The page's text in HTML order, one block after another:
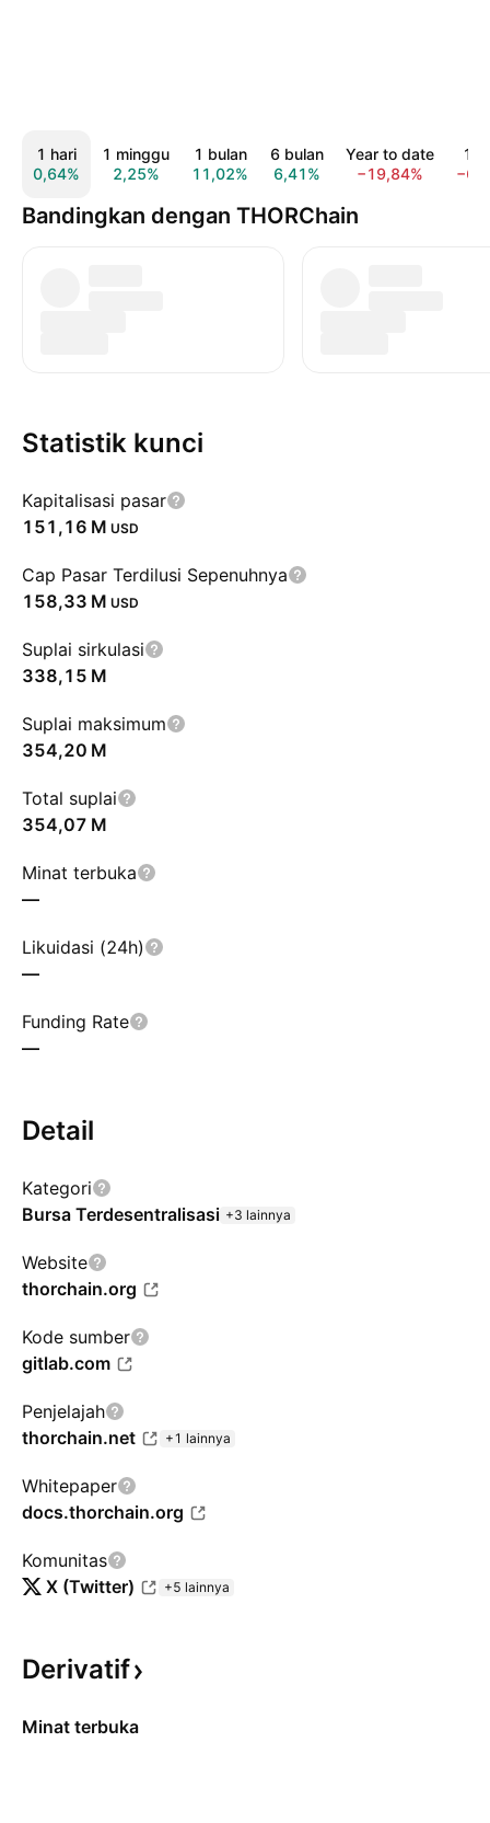
1 hari
0,64%
1 minggu
2,25%
1 bulan
11,02%
6 bulan
6,41%
Year to date
−19,84%
1
Bandingkan dengan THORChain
Statistik kunci
Kapitalisasi pasar
‪151,16 M‬ USD
Cap Pasar Terdilusi Sepenuhnya
‪158,33 M‬ USD
Suplai sirkulasi
‪338,15 M‬
Suplai maksimum
‪354,20 M‬
Total suplai
‪354,07 M‬
Minat terbuka
—
Likuidasi (24h)
—
Funding Rate
—
Detail
Kategori
Bursa Terdesentralisasi +3 lainnya
Website
thorchain.org
Kode sumber
gitlab.com
Penjelajah
thorchain.net
+1 lainnya
Whitepaper
docs.thorchain.org
Komunitas
X (Twitter)
+5 lainnya
Derivatif
Minat terbuka